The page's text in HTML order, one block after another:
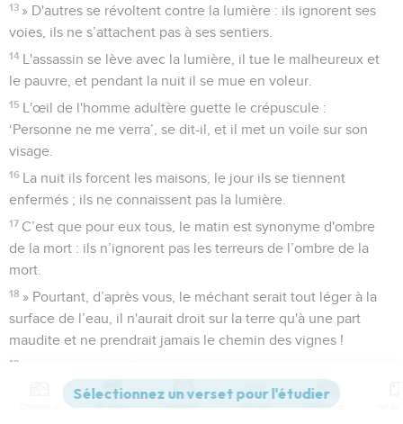
13 » D'autres se révoltent contre la lumière : ils ignorent ses
voies, ils ne s’attachent pas à ses sentiers.
14 L'assassin se lève avec la lumière, il tue le malheureux et
le pauvre, et pendant la nuit il se mue en voleur.
15 L'œil de l'homme adultère guette le crépuscule :
‘Personne ne me verra’, se dit-il, et il met un voile sur son
visage.
16 La nuit ils forcent les maisons, le jour ils se tiennent
enfermés ; ils ne connaissent pas la lumière.
17 C’est que pour eux tous, le matin est synonyme d'ombre
de la mort : ils n’ignorent pas les terreurs de l’ombre de la
mort.
18 » Pourtant, d’après vous, le méchant serait tout léger à la
surface de l’eau, il n'aurait droit sur la terre qu'à une part
maudite et ne prendrait jamais le chemin des vignes !
19
Tout comme la sécheresse et la chaleur absorbent la fonte
de la neige, le séjour des morts engloutirait ceux qui
Versions Commentaires Strong